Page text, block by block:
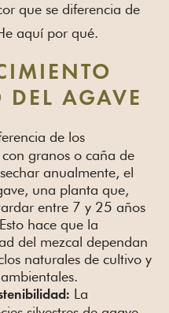
que se diferencia de
aquí por qué.
DEL AGAVE
de los
granos o caña de
anualmente, el
una planta que,
entre 7 y 25 años
hace que la
del mezcal dependan
naturales de cultivo y
La